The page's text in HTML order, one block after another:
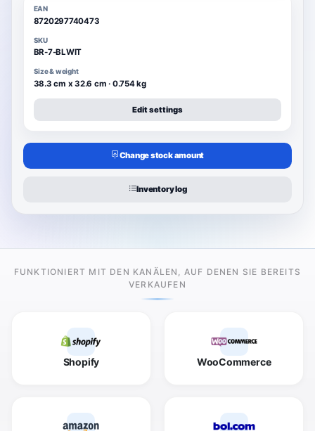
EAN
8720297740473
SKU
BR-7-BLWIT
Size & weight
38.3 cm x 32.6 cm · 0.754 kg
Edit settings
Change stock amount
Inventory log
FUNKTIONIERT MIT DEN KANÄLEN, AUF DENEN SIE BEREITS
VERKAUFEN
Shopify WooCommerce